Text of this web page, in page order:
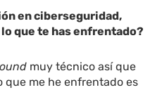
en ciberseguridad,
que te has enfrentado?
muy técnico así que
que me he enfrentado es